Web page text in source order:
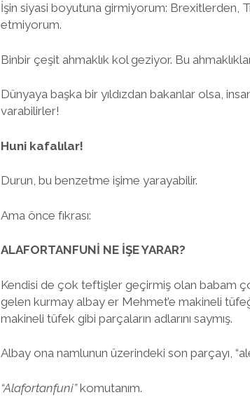
İşin siyasi boyutuna girmiyorum: Brexitlerden,
etmiyorum.
Binbir çeşit ahmaklık kol geziyor. Bu
Dünyaya başka bir yıldızdan bakanlar olsa,
varabilirler!
Huni kafalılar!
Durun, bu benzetme işime yarayabilir.
Ama önce fıkrası:
ALAFORTANFUNİ NE İŞE YARAR?
Kendisi de çok teftişler geçirmiş olan babam
gelen kurmay albay er Mehmet’e makineli
makineli tüfek gibi parçaların adlarını saymış.
Albay ona namlunun üzerindeki son parçayı,
“Alafortanfuni”komutanım.